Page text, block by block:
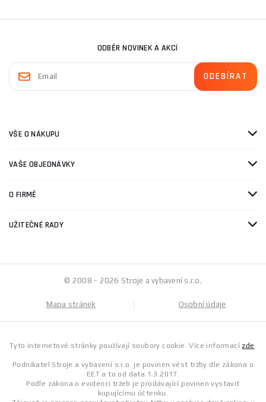
ODBĚR NOVINEK A AKCÍ
VŠE O NÁKUPU
VAŠE OBJEDNÁVKY
O FIRMĚ
UŽITEČNÉ RADY
© 2008 - 2026 Stroje a vybavení s.r.o.
Mapa stránek Osobní údaje
Tyto internetové stránky používají soubory cookie. Více informací zde .
Podnikatel Stroje a vybavení s.r.o. je povinen vést tržby dle zákona o
EET a to od data 1.3.2017.
Podle zákona o evidenci tržeb je prodávající povinen vystavit
kupujícímu účtenku.